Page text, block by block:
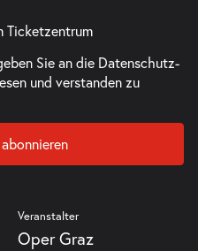
Ticketzentrum
Sie an die Datenschutz-
und verstanden zu
Veranstalter
Oper Graz